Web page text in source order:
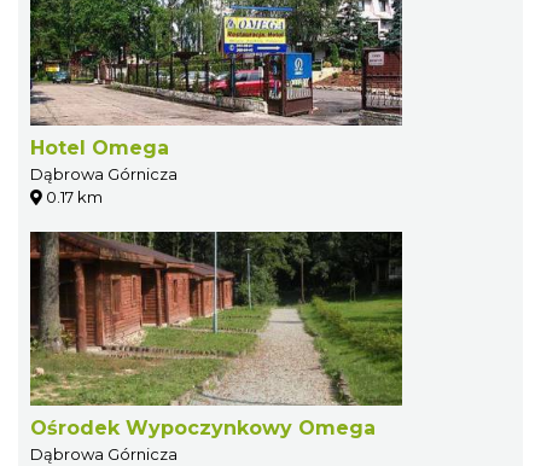
Hotel Omega
Dąbrowa Górnicza
0.17 km
Ośrodek Wypoczynkowy Omega
Dąbrowa Górnicza